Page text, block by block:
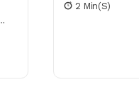
zélandais où...
2 Min(s)